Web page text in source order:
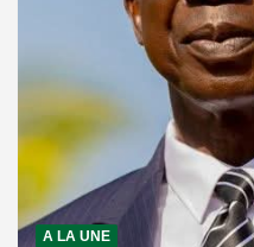
A LA UNE